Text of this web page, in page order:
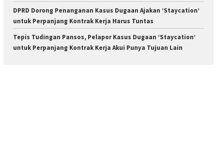
DPRD Dorong Penanganan Kasus Dugaan Ajakan ‘Staycation’
untuk Perpanjang Kontrak Kerja Harus Tuntas
Tepis Tudingan Pansos, Pelapor Kasus Dugaan ‘Staycation’
untuk Perpanjang Kontrak Kerja Akui Punya Tujuan Lain